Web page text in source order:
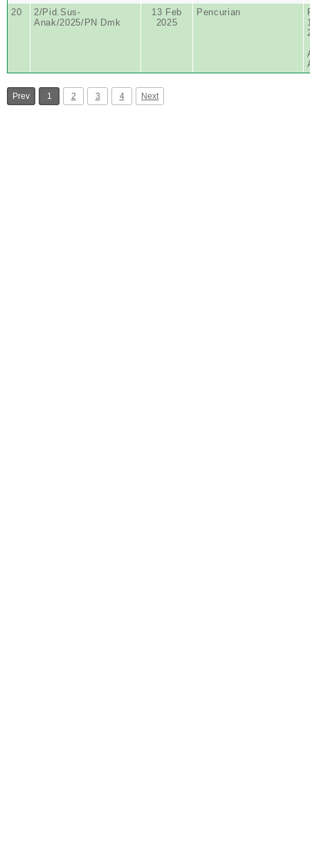
20
2/Pid.Sus-
Anak/2025/PN Dmk
13 Feb
2025
Pencurian
Prev 1 2 3 4 Next